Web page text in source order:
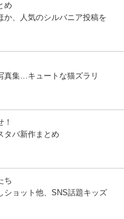
め
か、人気のシルバニア投稿を
真集…キュートな猫ズラリ
！
バ新作まとめ
ち
ショット他、SNS話題キッズ